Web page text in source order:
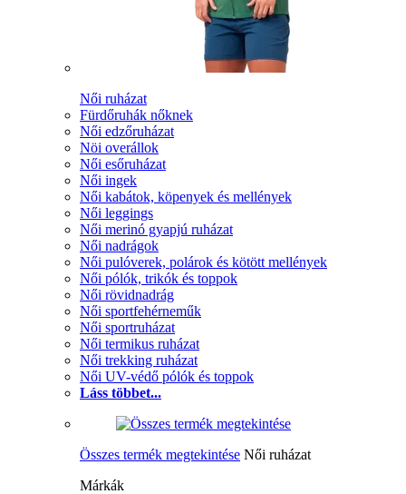
Női ruházat
Fürdőruhák nőknek
Női edzőruházat
Nöi overállok
Női esőruházat
Női ingek
Női kabátok, köpenyek és mellények
Női leggings
Női merinó gyapjú ruházat
Női nadrágok
Női pulóverek, polárok és kötött mellények
Női pólók, trikók és toppok
Női rövidnadrág
Női sportfehérneműk
Női sportruházat
Női termikus ruházat
Női trekking ruházat
Női UV-védő pólók és toppok
Láss többet...
Összes termék megtekintése Női ruházat
Márkák